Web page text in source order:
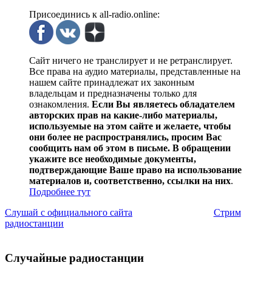
Присоединись к all-radio.online:
Сайт ничего не транслирует и не ретранслирует.
Все права на аудио материалы, представленные на
нашем сайте принадлежат их законным
владельцам и предназначены только для
ознакомления. Если Вы являетесь обладателем
авторских прав на какие-либо материалы,
используемые на этом сайте и желаете, чтобы
они более не распространялись, просим Вас
сообщить нам об этом в письме. В обращении
укажите все необходимые документы,
подтверждающие Ваше право на использование
материалов и, соответственно, ссылки на них.
Подробнее тут
Слушай с официального сайта
Стрим
радиостанции
Случайные радиостанции